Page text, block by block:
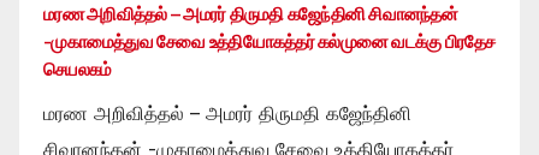
மரண அறிவித்தல் – அமரர் திருமதி கஜேந்தினி சிவானந்தன்
-முகாமைத்துவ சேவை உத்தியோகத்தர் கல்முனை வடக்கு பிரதேச
செயலகம்
மரண அறிவித்தல் – அமரர் திருமதி கஜேந்தினி
சிவானந்தன் -முகாமைத்துவ சேவை உத்தியோகத்தர்